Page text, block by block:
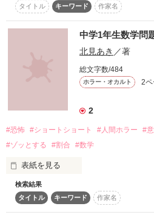
優しくて かっこいい
先生×生徒
それなのに…
許されない私の恋。
タイトル
キーワード 作家名
中学1年生数学問
北見あき ／著
総文字数/484
ホラー・オカルト 2ペ
2
#恐怖 #ショートショート #人間ホラー #
#ゾッとする
#割合 #数学
表紙を見る
2冊目の問題集です。
割合の復習を行いましょう！
検索結果
タイトル
キーワード 作家名